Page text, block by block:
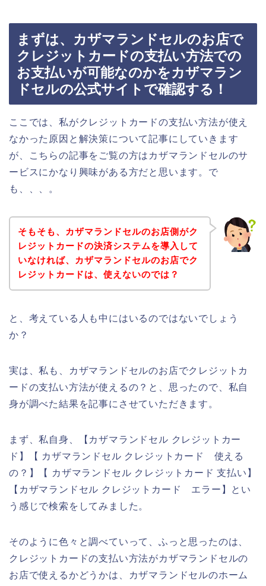
まずは、カザマランドセルのお店で
クレジットカードの支払い方法での
お支払いが可能なのかをカザマラン
ドセルの公式サイトで確認する！
ここでは、私がクレジットカードの支払い方法が使え
なかった原因と解決策について記事にしていきます
が、こちらの記事をご覧の方はカザマランドセルのサ
ービスにかなり興味がある方だと思います。で
も、、、。
そもそも、カザマランドセルのお店側がク
レジットカードの決済システムを導入して
いなければ、カザマランドセルのお店でク
レジットカードは、使えないのでは？
と、考えている人も中にはいるのではないでしょう
か？
実は、私も、カザマランドセルのお店でクレジットカ
ードの支払い方法が使えるの？と、思ったので、私自
身が調べた結果を記事にさせていただきます。
まず、私自身、【カザマランドセル クレジットカー
ド】【 カザマランドセル クレジットカード 使える
の？】【 カザマランドセル クレジットカード 支払い】
【カザマランドセル クレジットカード エラー】とい
う感じで検索をしてみました。
そのように色々と調べていって、ふっと思ったのは、
クレジットカードの支払い方法がカザマランドセルの
お店で使えるかどうかは、カザマランドセルのホーム